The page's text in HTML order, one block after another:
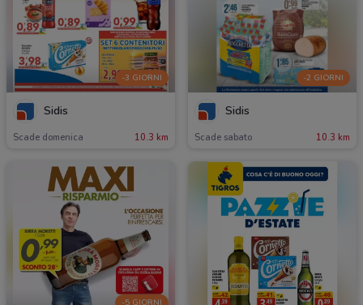
-3 GIORNI
Sidis
Scade domenica 10.3 km
-2 GIORNI
Sidis
Scade sabato 10.3 km
-5 GIORNI